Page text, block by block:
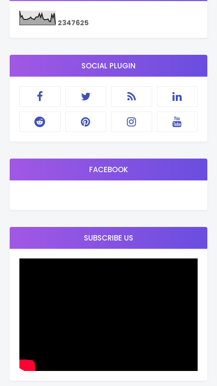
2347625
SOCIAL PLUGIN
FACEBOOK
SUBSCRIBE US